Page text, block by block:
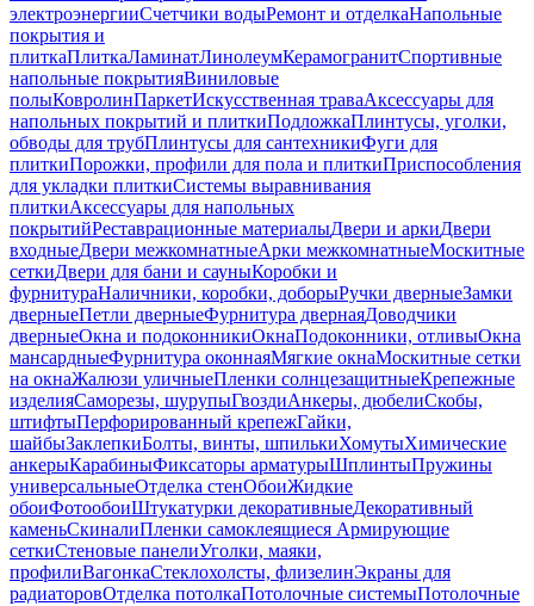
электроэнергииСчетчики водыРемонт и отделкаНапольные
покрытия и
плиткаПлиткаЛаминатЛинолеумКерамогранитСпортивные
напольные покрытияВиниловые
полыКовролинПаркетИскусственная траваАксессуары для
напольных покрытий и плиткиПодложкаПлинтусы, уголки,
обводы для трубПлинтусы для сантехникиФуги для
плиткиПорожки, профили для пола и плиткиПриспособления
для укладки плиткиСистемы выравнивания
плиткиАксессуары для напольных
покрытийРеставрационные материалыДвери и аркиДвери
входныеДвери межкомнатныеАрки межкомнатныеМоскитные
сеткиДвери для бани и сауныКоробки и
фурнитураНаличники, коробки, доборыРучки дверныеЗамки
дверныеПетли дверныеФурнитура двернаяДоводчики
дверныеОкна и подоконникиОкнаПодоконники, отливыОкна
мансардныеФурнитура оконнаяМягкие окнаМоскитные сетки
на окнаЖалюзи уличныеПленки солнцезащитныеКрепежные
изделияСаморезы, шурупыГвоздиАнкеры, дюбелиСкобы,
штифтыПерфорированный крепежГайки,
шайбыЗаклепкиБолты, винты, шпилькиХомутыХимические
анкерыКарабиныФиксаторы арматурыШплинтыПружины
универсальныеОтделка стенОбоиЖидкие
обоиФотообоиШтукатурки декоративныеДекоративный
каменьСкиналиПленки самоклеящиеся Армирующие
сеткиСтеновые панелиУголки, маяки,
профилиВагонкаСтеклохолсты, флизелинЭкраны для
радиаторовОтделка потолкаПотолочные системыПотолочные